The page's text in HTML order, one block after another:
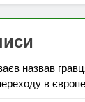
назвав
в